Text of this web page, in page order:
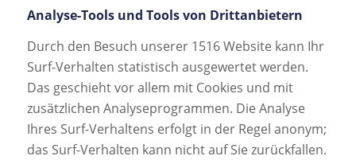
Analyse-Tools und Tools von Drittanbietern
Durch den Besuch unserer 1516 Website kann Ihr
Surf-Verhalten statistisch ausgewertet werden.
Das geschieht vor allem mit Cookies und mit
zusätzlichen Analyseprogrammen. Die Analyse
Ihres Surf-Verhaltens erfolgt in der Regel anonym;
das Surf-Verhalten kann nicht auf Sie zurückfallen.